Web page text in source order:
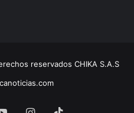
reservados CHIKA S.A.S